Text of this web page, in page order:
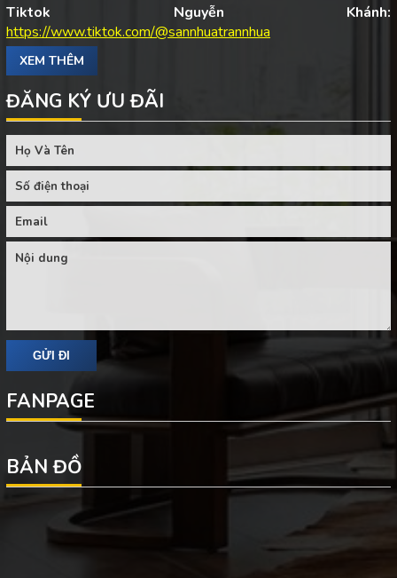
Tiktok Nguyễn Khánh:
https://www.tiktok.com/@sannhuatrannhua
XEM THÊM
ĐĂNG KÝ ƯU ĐÃI
FANPAGE
BẢN ĐỒ